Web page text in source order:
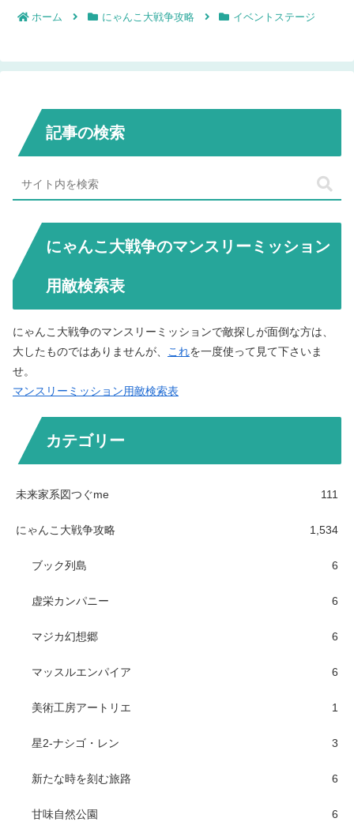
ホーム にゃんこ大戦争攻略 イベントステージ
記事の検索
にゃんこ大戦争のマンスリーミッション
用敵検索表
にゃんこ大戦争のマンスリーミッションで敵探しが面倒な方は、
大したものではありませんが、 これを一度使って見て下さいま
せ。
マンスリーミッション用敵検索表
カテゴリー
未来家系図つぐme 111
にゃんこ大戦争攻略 1,534
ブック列島 6
虚栄カンパニー 6
マジカ幻想郷 6
マッスルエンパイア 6
美術工房アートリエ 1
星2-ナシゴ・レン 3
新たな時を刻む旅路 6
甘味自然公園 6